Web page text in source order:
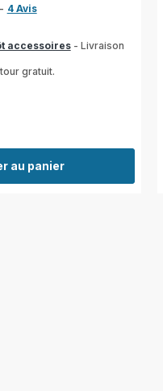
au panier
- 4 Avis
accessoires- Livraison
gratuit.